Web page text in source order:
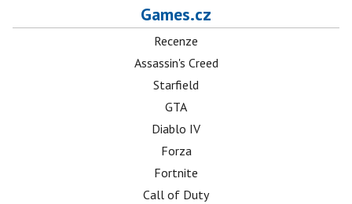
Games.cz
Recenze
Assassin's Creed
Starfield
GTA
Diablo IV
Forza
Fortnite
Call of Duty